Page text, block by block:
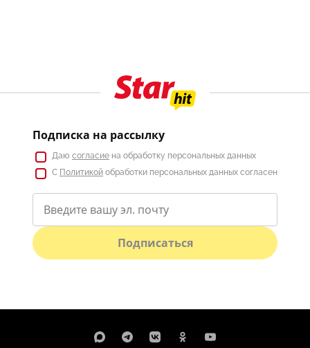
Подписка на рассылку
Даю согласие на обработку персональных данных
С Политикой обработки персональных данных согласен
Подписаться